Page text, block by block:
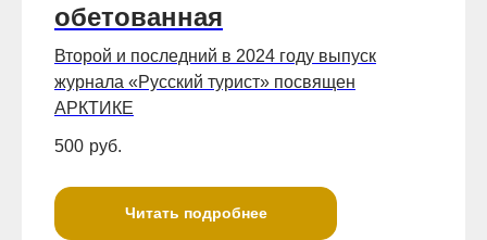
обетованная
Второй и последний в 2024 году выпуск
журнала «Русский турист» посвящен
АРКТИКЕ
500 руб.
Читать подробнее